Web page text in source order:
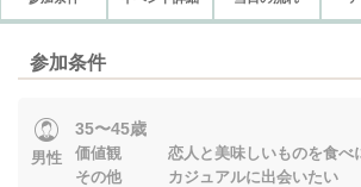
参加条件
男性
35〜45歳
価値観 恋人と美味しいものを食べ
その他 カジュアルに出会いたい